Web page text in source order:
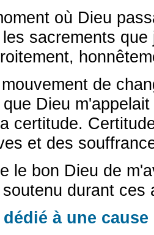
où Dieu
sacrements
de
Dieu
certitude.
et des
le bon Dieu de
durant ces
dédié à une